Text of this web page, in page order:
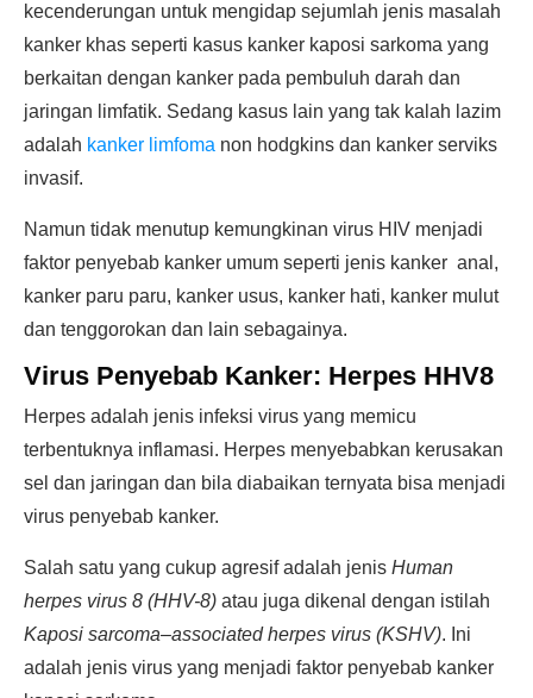
kecenderungan untuk mengidap sejumlah jenis masalah
kanker khas seperti kasus kanker kaposi sarkoma yang
berkaitan dengan kanker pada pembuluh darah dan
jaringan limfatik. Sedang kasus lain yang tak kalah lazim
adalah kanker limfoma non hodgkins dan kanker serviks
invasif.
Namun tidak menutup kemungkinan virus HIV menjadi
faktor penyebab kanker umum seperti jenis kanker anal,
kanker paru paru, kanker usus, kanker hati, kanker mulut
dan tenggorokan dan lain sebagainya.
Virus Penyebab Kanker: Herpes HHV8
Herpes adalah jenis infeksi virus yang memicu
terbentuknya inflamasi. Herpes menyebabkan kerusakan
sel dan jaringan dan bila diabaikan ternyata bisa menjadi
virus penyebab kanker.
Salah satu yang cukup agresif adalah jenis Human
herpes virus 8 (HHV-8) atau juga dikenal dengan istilah
Kaposi sarcoma–associated herpes virus (KSHV). Ini
adalah jenis virus yang menjadi faktor penyebab kanker